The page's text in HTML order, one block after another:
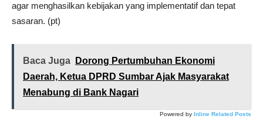
agar menghasilkan kebijakan yang implementatif dan tepat
sasaran. (pt)
Baca Juga
Dorong Pertumbuhan Ekonomi
Daerah, Ketua DPRD Sumbar Ajak Masyarakat
Menabung di Bank Nagari
Powered by Inline Related Posts